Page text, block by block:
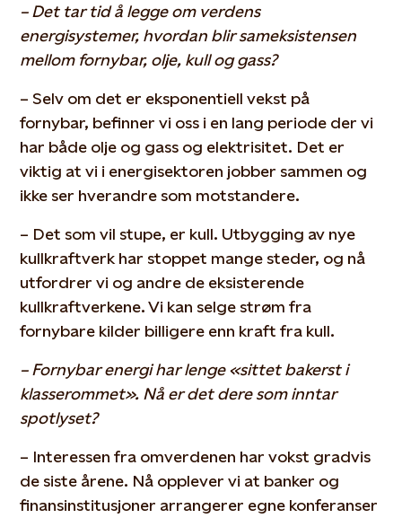
– Det tar tid å legge om verdens
energisystemer, hvordan blir sameksistensen
mellom fornybar, olje, kull og gass?
– Selv om det er eksponentiell vekst på
fornybar, befinner vi oss i en lang periode der vi
har både olje og gass og elektrisitet. Det er
viktig at vi i energisektoren jobber sammen og
ikke ser hverandre som motstandere.
– Det som vil stupe, er kull. Utbygging av nye
kullkraftverk har stoppet mange steder, og nå
utfordrer vi og andre de eksisterende
kullkraftverkene. Vi kan selge strøm fra
fornybare kilder billigere enn kraft fra kull.
– Fornybar energi har lenge «sittet bakerst i
klasserommet». Nå er det dere som inntar
spotlyset?
– Interessen fra omverdenen har vokst gradvis
de siste årene. Nå opplever vi at banker og
finansinstitusjoner arrangerer egne konferanser